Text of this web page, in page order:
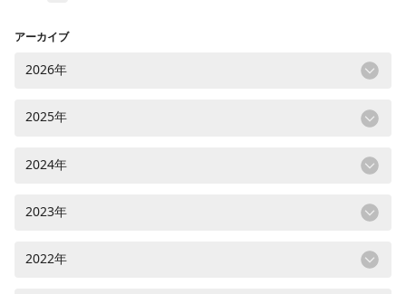
アーカイブ
2026年
2025年
2024年
2023年
2022年